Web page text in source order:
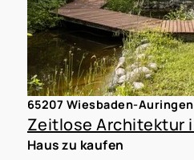
65207 Wiesbaden-Auringen
Haus zu kaufen